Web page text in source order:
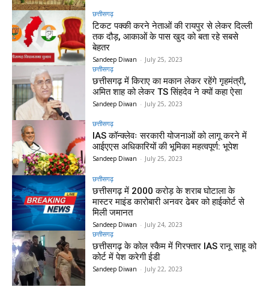
छत्तीसगढ़
टिकट पक्की करने नेताओं की रायपुर से लेकर दिल्ली
तक दौड़, आकाओं के पास खुद को बता रहे सबसे
बेहतर
Sandeep Diwan - July 25, 2023
छत्तीसगढ़
छत्तीसगढ़ में किराए का मकान लेकर रहेंगे गृहमंत्री,
अमित शाह को लेकर TS सिंहदेव ने क्यों कहा ऐसा
Sandeep Diwan - July 25, 2023
छत्तीसगढ़
IAS कॉन्क्लेवः सरकारी योजनाओं को लागू करने में
आईएएस अधिकारियों की भूमिका महत्वपूर्ण: भूपेश
Sandeep Diwan - July 25, 2023
छत्तीसगढ़
छत्तीसगढ़ में 2000 करोड़ के शराब घोटाला के
मास्टर माइंड कारोबारी अनवर ढेबर को हाईकोर्ट से
मिली जमानत
Sandeep Diwan - July 24, 2023
छत्तीसगढ़
छत्तीसगढ़ के कोल स्कैम में गिरफ्तार IAS रानू साहू को
कोर्ट में पेश करेगी ईडी
Sandeep Diwan - July 22, 2023